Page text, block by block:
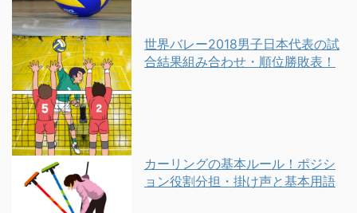
世界バレー2018男子日本代表の試
合結果組み合わせ・順位勝敗表！
カーリングの基本ルール！ポジシ
ョン役割分担・掛け声と基本用語